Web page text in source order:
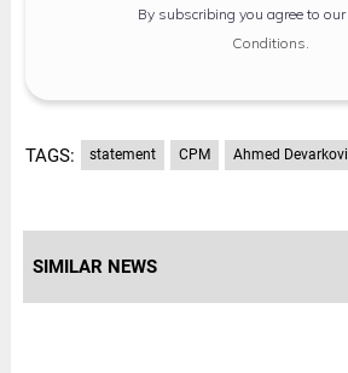
By subscribing you agree to our
Conditions
TAGS: statement CPM Ahmed Devarkovil
SIMILAR NEWS